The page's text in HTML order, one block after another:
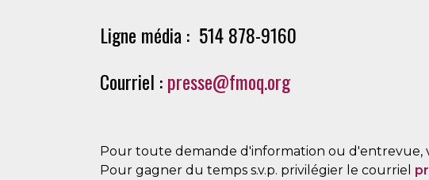
Ligne média : 514 878-9160
Courriel :presse@fmoq.org
Pour toute demande d'information ou d'entrevue,
Pour gagner du temps s.v.p. privilégier le courriel